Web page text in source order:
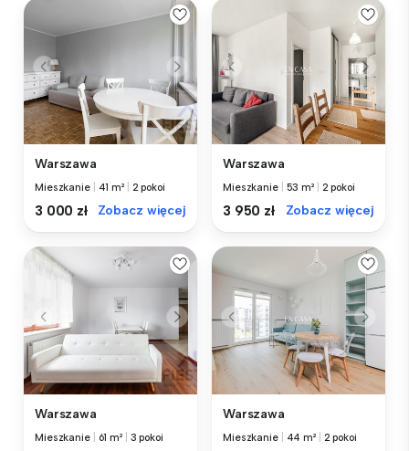
Warszawa
Mieszkanie 41 m² 2 pokoi
3 000 zł Zobacz więcej
Warszawa
Mieszkanie 53 m² 2 pokoi
3 950 zł Zobacz więcej
Warszawa
Mieszkanie 61 m² 3 pokoi
Warszawa
Mieszkanie 44 m² 2 pokoi